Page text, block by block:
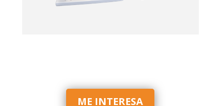
ME INTERESA